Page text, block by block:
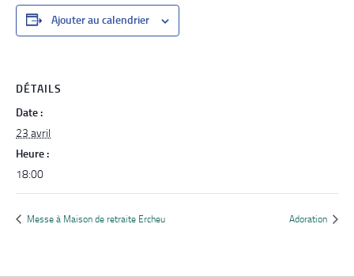
Ajouter au calendrier
DÉTAILS
Date :
23 avril
Heure :
18:00
Messe à Maison de retraite Ercheu Adoration